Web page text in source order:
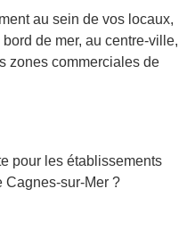
au sein de vos locaux,
de mer, au centre-ville,
zones commerciales de
pour les établissements
Cagnes-sur-Mer ?